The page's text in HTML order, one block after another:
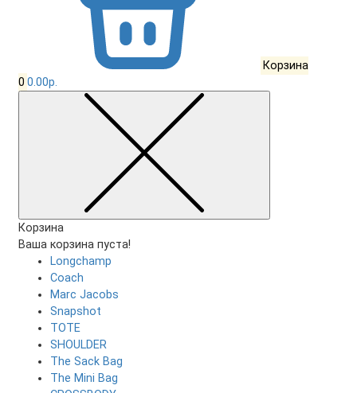
Корзина
0 0.00р.
Корзина
Ваша корзина пуста!
Longchamp
Coach
Marc Jacobs
Snapshot
TOTE
SHOULDER
The Sack Bag
The Mini Bag